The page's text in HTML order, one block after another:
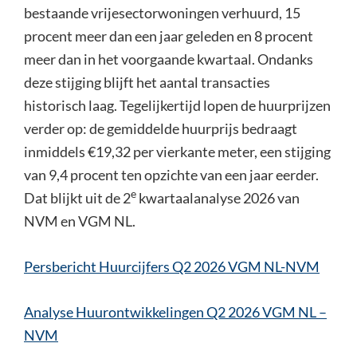
bestaande vrijesectorwoningen verhuurd, 15
procent meer dan een jaar geleden en 8 procent
meer dan in het voorgaande kwartaal. Ondanks
deze stijging blijft het aantal transacties
historisch laag. Tegelijkertijd lopen de huurprijzen
verder op: de gemiddelde huurprijs bedraagt
inmiddels €19,32 per vierkante meter, een stijging
van 9,4 procent ten opzichte van een jaar eerder.
Dat blijkt uit de 2e kwartaalanalyse 2026 van
NVM en VGM NL.
Persbericht Huurcijfers Q2 2026 VGM NL-NVM
Analyse Huurontwikkelingen Q2 2026 VGM NL –
NVM